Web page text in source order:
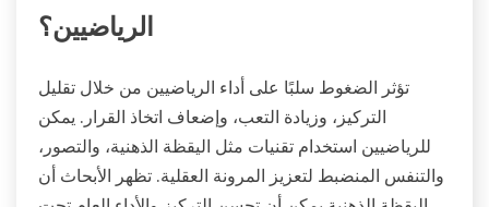
الرياضيين؟
تؤثر الضغوط سلبًا على أداء الرياضيين من خلال تقليل
التركيز، وزيادة التعب، وإضعاف اتخاذ القرار. يمكن
للرياضيين استخدام تقنيات مثل اليقظة الذهنية، والتصور،
والتنفس المنضبط لتعزيز المرونة العقلية. تظهر الأبحاث أن